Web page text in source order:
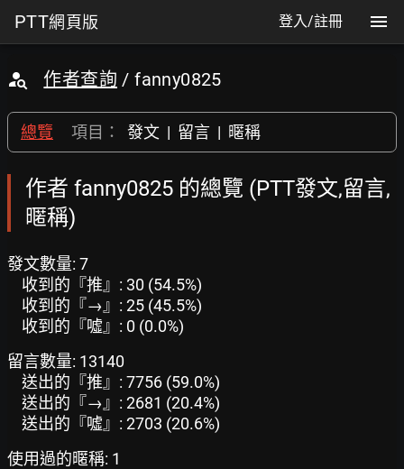
PTT網頁版 登入/註冊
作者查詢 / fanny0825
總覽 項目： 發文 | 留言 | 暱稱
作者 fanny0825 的總覽 (PTT發文,留言,
暱稱)
發文數量: 7
收到的『推』: 30 (54.5%)
收到的『→』: 25 (45.5%)
收到的『噓』: 0 (0.0%)
留言數量: 13140
送出的『推』: 7756 (59.0%)
送出的『→』: 2681 (20.4%)
送出的『噓』: 2703 (20.6%)
使用過的暱稱: 1